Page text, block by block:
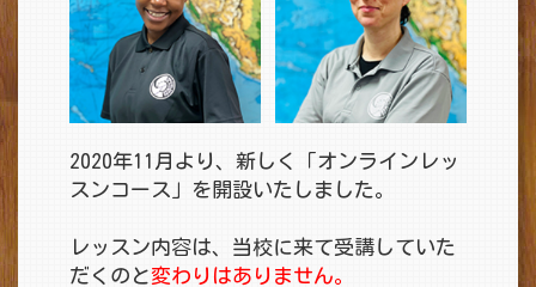
2020年11月より、新しく「オンラインレッ
スンコース 」を開設いたしました。
レッスン内容は、当校に来て受講していた
だくのと変わりはありません。